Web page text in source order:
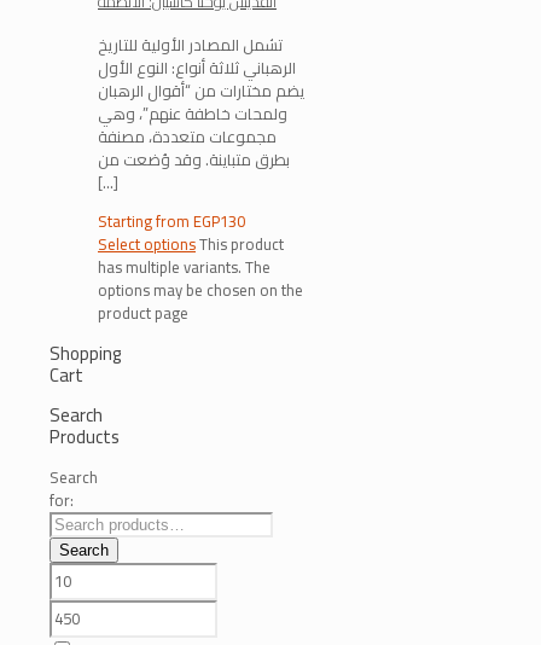
تشمل المصادر الأولية للتاريخ
الرهباني ثلاثة أنواع: النوع الأول
يضم مختارات من “أقوال الرهبان
ولمحات خاطفة عنهم”، وهي
مجموعات متعددة، مصنفة
بطرق متباينة. وقد وُضعت من
[…]
Starting fromEGP130
Select optionsThis product
has multiple variants. The
options may be chosen on the
product page
Shopping
Cart
Search
Products
Search
for:
Search